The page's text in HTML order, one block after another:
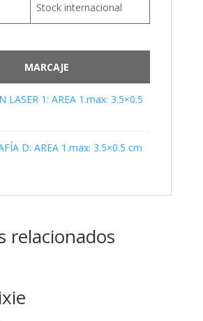
Stock internacional
MARCAJE
LASER 1: AREA 1.max: 3.5×0.5
D: AREA 1.max: 3.5×0.5 cm
relacionados